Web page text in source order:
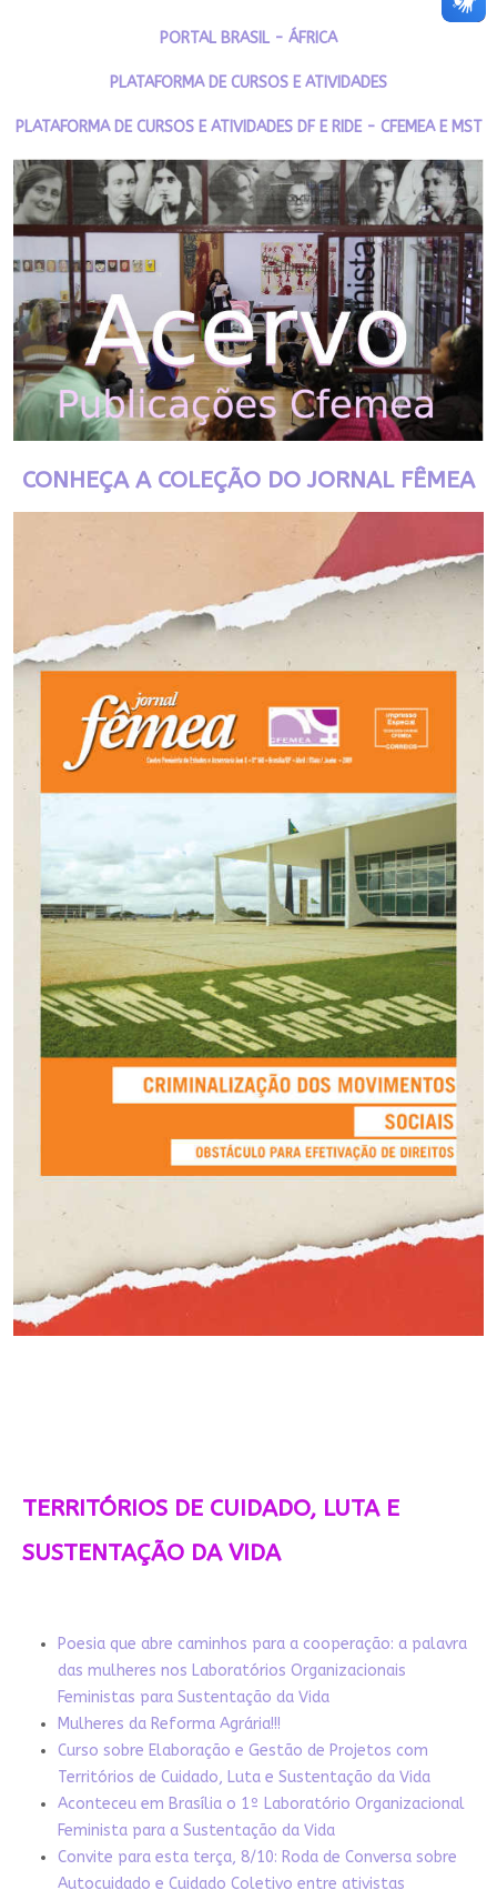
PORTAL BRASIL - ÁFRICA
PLATAFORMA DE CURSOS E ATIVIDADES
PLATAFORMA DE CURSOS E ATIVIDADES DF E RIDE - CFEMEA E MST
CONHEÇA A COLEÇÃO DO JORNAL FÊMEA
TERRITÓRIOS DE CUIDADO, LUTA E
SUSTENTAÇÃO DA VIDA
Poesia que abre caminhos para a cooperação: a palavra
das mulheres nos Laboratórios Organizacionais
Feministas para Sustentação da Vida
Mulheres da Reforma Agrária!!!
Curso sobre Elaboração e Gestão de Projetos com
Territórios de Cuidado, Luta e Sustentação da Vida
Aconteceu em Brasília o 1º Laboratório Organizacional
Feminista para a Sustentação da Vida
Convite para esta terça, 8/10: Roda de Conversa sobre
Autocuidado e Cuidado Coletivo entre ativistas